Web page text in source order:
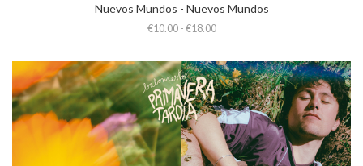
Nuevos Mundos - Nuevos Mundos
€10.00 - €18.00